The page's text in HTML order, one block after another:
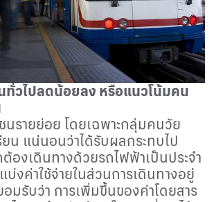
ทั่วไปลดน้อยลง หรือแนวโน้มคน
นรายย่อย โดยเฉพาะกลุ่มคนวัย
ยน แน่นอนว่าได้รับผลกระทบไป
องเดินทางด้วยรถไฟฟ้าเป็นประจำ
บ่งค่าใช้จ่ายในส่วนการเดินทางอยู่
มรับว่า การเพิ่มขึ้นของค่าโดยสาร